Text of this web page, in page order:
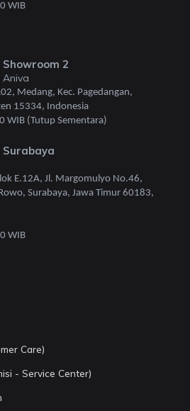
WIB
2
Medang, Kec. Pagedangan,
15334, Indonesia
WIB (Tutup Sementara)
Surabaya
E.12A, Jl. Margomulyo No.46,
Surabaya, Jawa Timur 60183,
WIB
Care)
- Service Center)